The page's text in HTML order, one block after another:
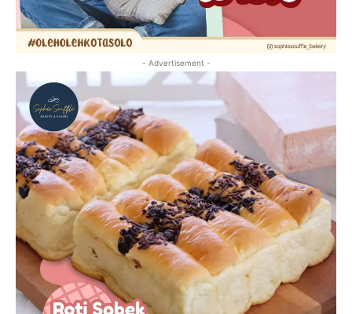
- Advertisement -